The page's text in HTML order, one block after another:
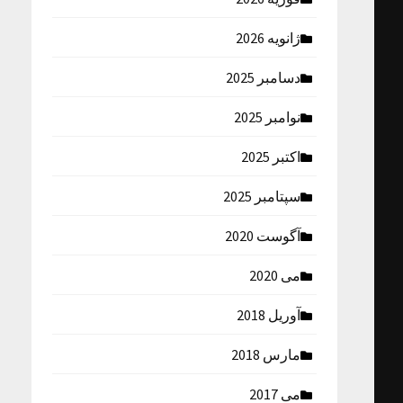
ژانویه 2026
دسامبر 2025
نوامبر 2025
اکتبر 2025
سپتامبر 2025
آگوست 2020
می 2020
آوریل 2018
مارس 2018
می 2017